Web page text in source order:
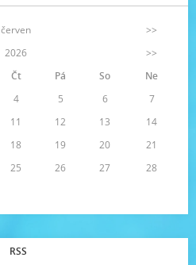
červen
>>
2026
>>
Čt Pá So
Ne
4 5 6
7
11 12 13
14
18 19 20
21
25 26 27
28
RSS